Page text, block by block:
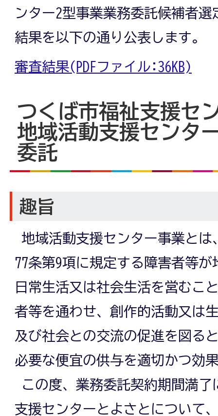
ンター2型事業業務委託候補者
結果を以下の通り公表します。
審査結果(PDFファイル:36KB)
つくば市福祉支援セ
地域活動支援センタ
委託
趣旨
地域活動支援センター事業とは
77条第9項に規定する障害者等
日常生活又は社会生活を営むこ
者等を通わせ、創作的活動又は
及び社会との交流の促進を図る
必要な便宜の供与を適切かつ効
この度、業務委託契約期間満了
支援センターとよさとについて